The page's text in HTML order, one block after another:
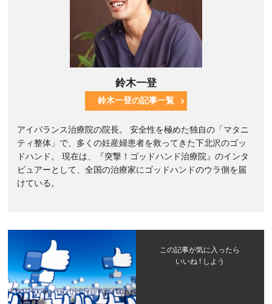
鈴木一登
鈴木一登の記事一覧
アイバランス治療院の院長。 安全性を極めた独自の「マタニ
ティ整体」で、多くの妊産婦患者を救ってきた下北沢のゴッ
ドハンド。 現在は、『突撃！ゴッドハンド治療院』のインタ
ビュアーとして、全国の治療家にゴッドハンドのウラ側を届
けている。
この記事が気に入ったら
いいね ! しよう